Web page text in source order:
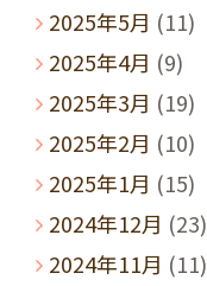
2025年5月 (11)
2025年4月 (9)
2025年3月 (19)
2025年2月 (10)
2025年1月 (15)
2024年12月 (23)
2024年11月 (11)